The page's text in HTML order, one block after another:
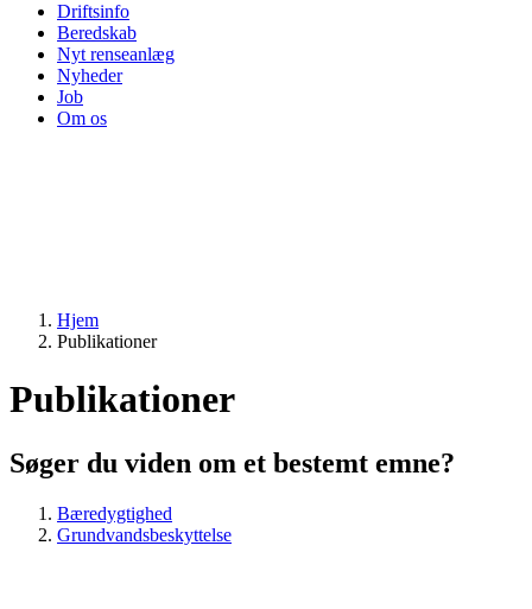
Driftsinfo
Beredskab
Nyt renseanlæg
Nyheder
Job
Om os
Hjem
Publikationer
Publikationer
Søger du viden om et bestemt emne?
Bæredygtighed
Grundvandsbeskyttelse